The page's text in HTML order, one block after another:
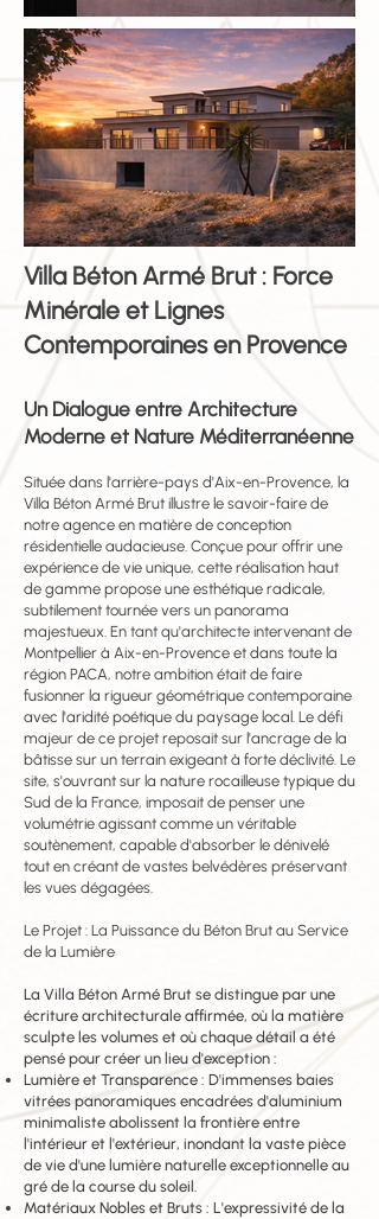
Villa Béton Armé Brut : Force
Minérale et Lignes
Contemporaines en Provence
Un Dialogue entre Architecture
Moderne et Nature Méditerranéenne
Située dans l'arrière-pays d'Aix-en-Provence, la
Villa Béton Armé Brut illustre le savoir-faire de
notre agence en matière de conception
résidentielle audacieuse. Conçue pour offrir une
expérience de vie unique, cette réalisation haut
de gamme propose une esthétique radicale,
subtilement tournée vers un panorama
majestueux. En tant qu'architecte intervenant de
Montpellier à Aix-en-Provence et dans toute la
région PACA, notre ambition était de faire
fusionner la rigueur géométrique contemporaine
avec l'aridité poétique du paysage local. Le défi
majeur de ce projet reposait sur l'ancrage de la
bâtisse sur un terrain exigeant à forte déclivité. Le
site, s'ouvrant sur la nature rocailleuse typique du
Sud de la France, imposait de penser une
volumétrie agissant comme un véritable
soutènement, capable d'absorber le dénivelé
tout en créant de vastes belvédères préservant
les vues dégagées.
Le Projet : La Puissance du Béton Brut au Service
de la Lumière
La Villa Béton Armé Brut se distingue par une
écriture architecturale affirmée, où la matière
sculpte les volumes et où chaque détail a été
pensé pour créer un lieu d'exception :
Lumière et Transparence : D'immenses baies
vitrées panoramiques encadrées d'aluminium
minimaliste abolissent la frontière entre
l'intérieur et l'extérieur, inondant la vaste pièce
de vie d'une lumière naturelle exceptionnelle au
gré de la course du soleil.
Matériaux Nobles et Bruts : L'expressivité de la